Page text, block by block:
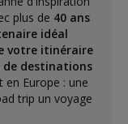
plus de 40 ans
idéal
votre itinéraire
de destinations
en Europe : une
trip un voyage